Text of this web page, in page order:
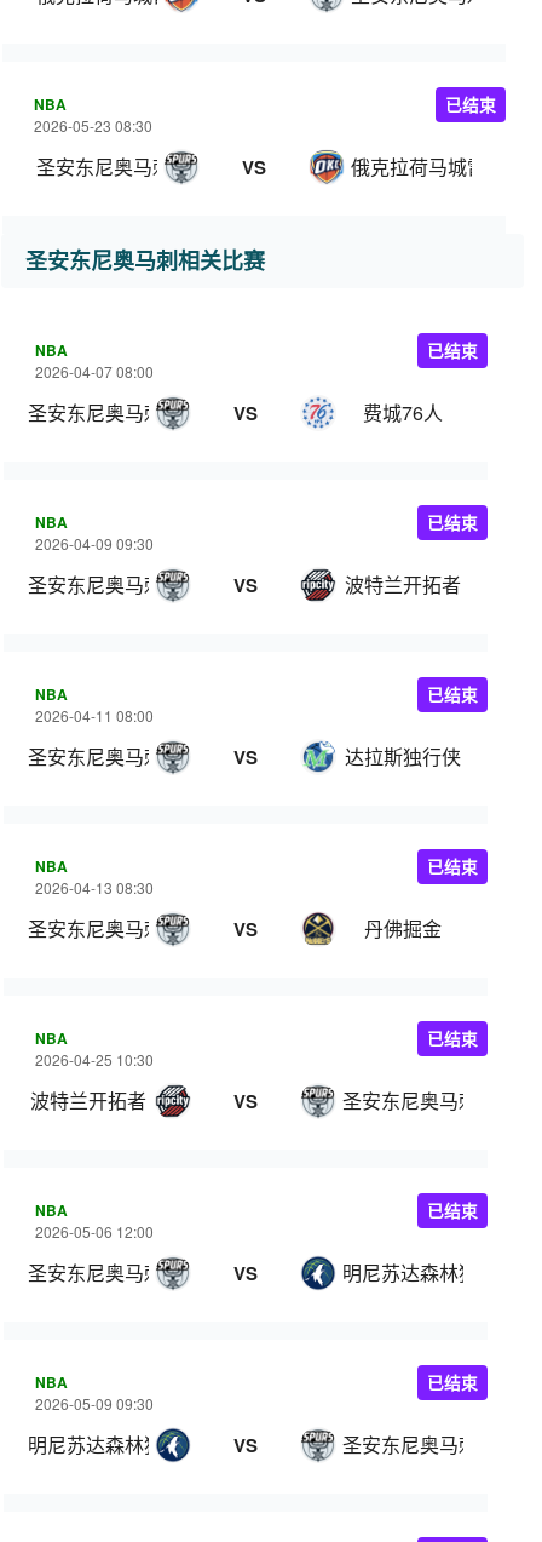
NBA
2026-05-23 08:30
圣安东尼奥马刺 VS 俄克拉荷马城雷霆
已结束
圣安东尼奥马刺相关比赛
NBA
2026-04-07 08:00
圣安东尼奥马刺 VS 费城76人
已结束
NBA
2026-04-09 09:30
圣安东尼奥马刺 VS 波特兰开拓者
已结束
NBA
2026-04-11 08:00
圣安东尼奥马刺 VS 达拉斯独行侠
已结束
NBA
2026-04-13 08:30
圣安东尼奥马刺 VS 丹佛掘金
已结束
NBA
2026-04-25 10:30
波特兰开拓者 VS 圣安东尼奥马刺
已结束
NBA
2026-05-06 12:00
圣安东尼奥马刺 VS 明尼苏达森林狼
已结束
NBA
2026-05-09 09:30
明尼苏达森林狼 VS 圣安东尼奥马刺
已结束